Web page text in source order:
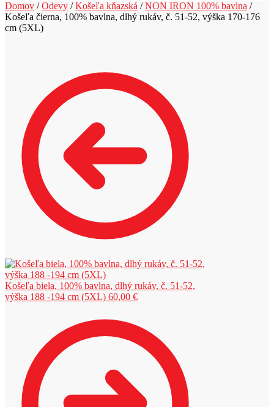
Domov /Odevy /Košeľa kňazská /NON IRON 100% bavlna /
Košeľa čierna, 100% bavlna, dlhý rukáv, č. 51-52, výška 170-176
cm (5XL)
Košeľa biela, 100% bavlna, dlhý rukáv, č. 51-52,
výška 188 -194 cm (5XL) 60,00 €